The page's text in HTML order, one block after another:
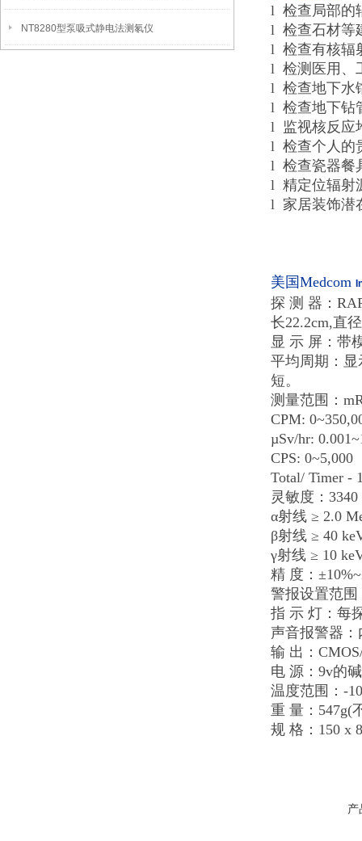
NT8280型泵吸式静电法测氡仪
l 检查局部的
l 检查石材等
l 检查有核辐
l 检测医用、
l 检查地下水
l 检查地下钻
l 监视核反应
l 检查个人的
l 检查瓷器餐
l 精定位辐射
l 家居装饰潜
美国Medcom
探 测 器：
长22.2cm,直
显 示 屏：带
平均周期：显
短。
测量范围：
CPM:
µSv/hr:
CPS: 0~5,000
Total/ Timer -
灵敏度：3340
α射线 ≥ 2.0
β射线 ≥ 40
γ射线 ≥ 10
精 度：
警报设置范围
指 示 灯：每
声音报警器
输 出：
电 源：9v的
温度范围：-
重 量：547g(
规 格：150 x
产